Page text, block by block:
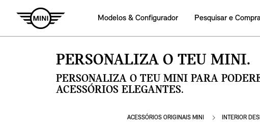
Modelos & Configurador Pesquisar e
PERSONALIZA O TEU MINI.
PERSONALIZA O TEU MINI PARA
ACESSÓRIOS ELEGANTES.
ACESSÓRIOS ORIGINAIS MINI INTERIOR